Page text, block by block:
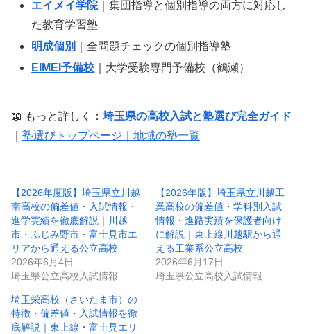
エイメイ学院｜集団指導と個別指導の両方に対応し
た教育学習塾
明成個別
｜全問題チェックの個別指導塾
EIMEI予備校 ｜大学受験専門予備校（鶴瀬）
📖 もっと詳しく： 埼玉県の高校入試と塾選び完全ガイド
塾選びトップページ｜地域の塾一覧
【2026年度版】埼玉県立川越
南高校の偏差値・入試情報・
進学実績を徹底解説｜川越
市・ふじみ野市・富士見市エ
リアから通える公立高校
2026年6月4日
埼玉県公立高校入試情報
【2026年版】埼玉県立川越工
業高校の偏差値・学科別入試
情報・進路実績を保護者向け
に解説｜東上線川越駅から通
える工業系公立高校
2026年6月17日
埼玉県公立高校入試情報
埼玉栄高校（さいたま市）の
特徴・偏差値・入試情報を徹
底解説｜東上線・富士見エリ